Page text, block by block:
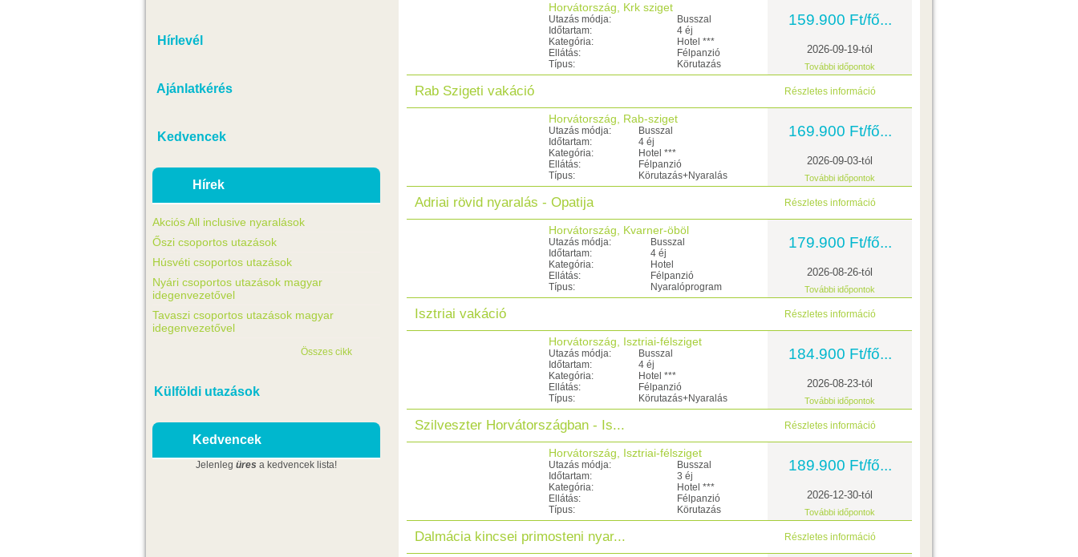
Hírlevél
Ajánlatkérés
Kedvencek
Hírek
Akciós All inclusive nyaralások
Őszi csoportos utazások
Húsvéti csoportos utazások
Nyári csoportos utazások magyar
idegenvezetővel
Tavaszi csoportos utazások magyar
idegenvezetővel
Összes cikk
Külföldi utazások
Kedvencek
Jelenleg üres a kedvencek lista!
Horvátország, Krk sziget
Utazás módja:
Busszal
Időtartam:
4 éj
Kategória:
Hotel ***
Ellátás:
Félpanzió
Típus:
Körutazás
159.900 Ft/fő...
2026-09-19-tól
További időpontok
Rab Szigeti vakáció Részletes információ
Horvátország, Rab-sziget
Utazás módja:
Busszal
Időtartam:
4 éj
Kategória:
Hotel ***
Ellátás:
Félpanzió
Típus:
Körutazás+Nyaralás
169.900 Ft/fő...
2026-09-03-tól
További időpontok
Adriai rövid nyaralás - Opatija Részletes információ
Horvátország, Kvarner-öböl
Utazás módja:
Busszal
Időtartam:
4 éj
Kategória:
Hotel
Ellátás:
Félpanzió
Típus:
Nyaralóprogram
179.900 Ft/fő...
2026-08-26-tól
További időpontok
Isztriai vakáció Részletes információ
Horvátország, Isztriai-félsziget
Utazás módja:
Busszal
Időtartam:
4 éj
Kategória:
Hotel ***
Ellátás:
Félpanzió
Típus:
Körutazás+Nyaralás
184.900 Ft/fő...
2026-08-23-tól
További időpontok
Szilveszter Horvátországban - Is... Részletes információ
Horvátország, Isztriai-félsziget
Utazás módja:
Busszal
Időtartam:
3 éj
Kategória:
Hotel ***
Ellátás:
Félpanzió
Típus:
Körutazás
189.900 Ft/fő...
2026-12-30-tól
További időpontok
Dalmácia kincsei primosteni nyar... Részletes információ